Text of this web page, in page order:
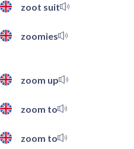
zoot suit
zoomies
zoom up
zoom to
zoom to